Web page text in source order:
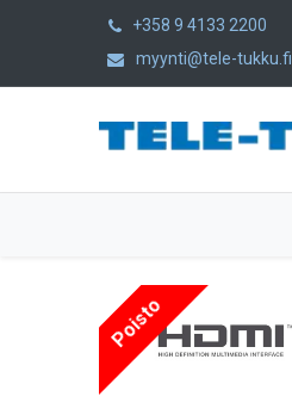
+358 9 4133 2200
myynti@tele-tukku.fi
Poisto